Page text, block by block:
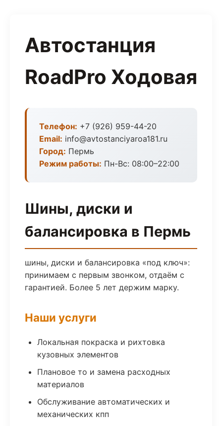
Автостанция
RoadPro Ходовая
Телефон: +7 (926) 959-44-20
Email: info@avtostanciyaroa181.ru
Город: Пермь
Режим работы: Пн-Вс: 08:00–22:00
Шины, диски и
балансировка в Пермь
шины, диски и балансировка «под ключ»:
принимаем с первым звонком, отдаём с
гарантией. Более 5 лет держим марку.
Наши услуги
Локальная покраска и рихтовка
кузовных элементов
Плановое то и замена расходных
материалов
Обслуживание автоматических и
механических кпп